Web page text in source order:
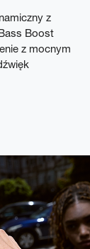
z
Boost
z mocnym